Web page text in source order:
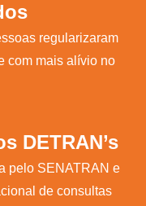
regularizaram
com mais alívio no
DETRAN’s
pelo SENATRAN e
de consultas